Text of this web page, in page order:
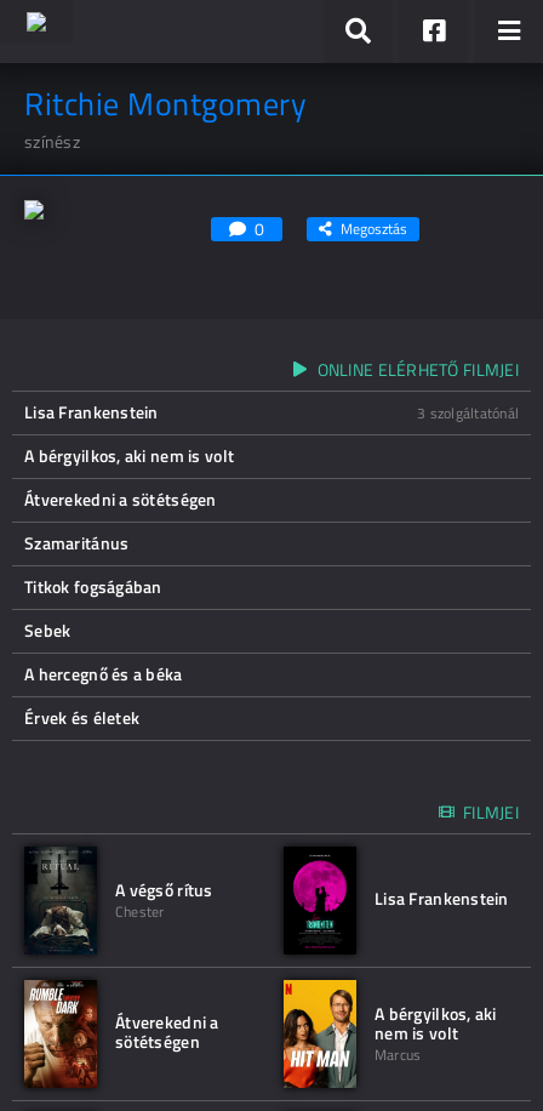
Ritchie Montgomery
színész
0 Megosztás
ONLINE ELÉRHETŐ FILMJEI
Lisa Frankenstein
3 szolgáltatónál
A bérgyilkos, aki nem is volt
Átverekedni a sötétségen
Szamaritánus
Titkok fogságában
Sebek
A hercegnő és a béka
Érvek és életek
FILMJEI
A végső rítus
Chester
Lisa Frankenstein
Átverekedni a
sötétségen
A bérgyilkos, aki
nem is volt
Marcus